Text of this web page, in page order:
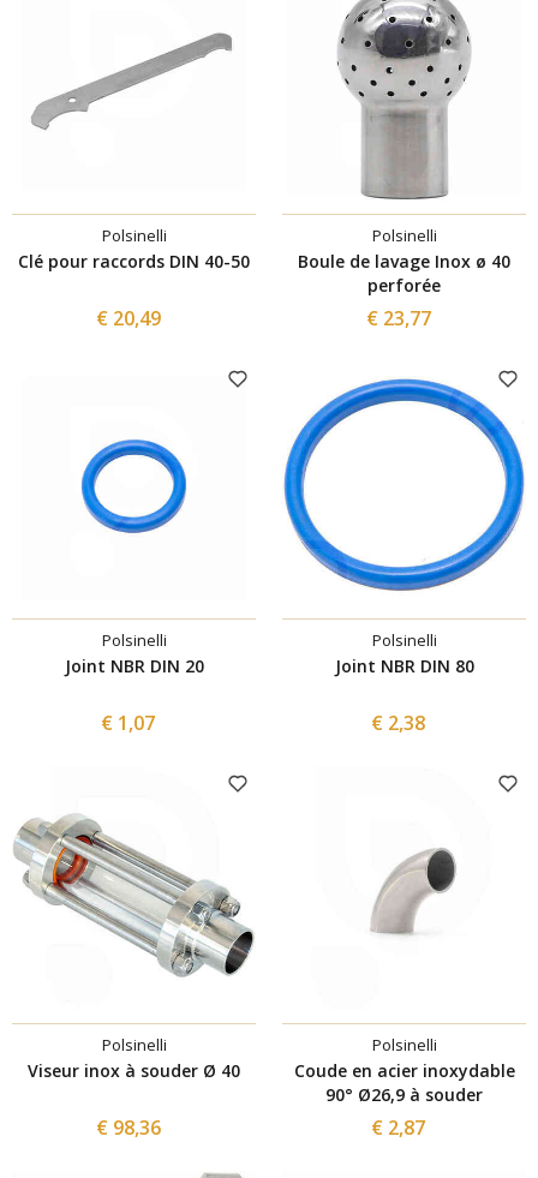
Polsinelli
Clé pour raccords DIN 40-50
€ 20,49
Polsinelli
Boule de lavage Inox ø 40
perforée
€ 23,77
Polsinelli
Joint NBR DIN 20
€ 1,07
Polsinelli
Joint NBR DIN 80
€ 2,38
Polsinelli
Viseur inox à souder Ø 40
€ 98,36
Polsinelli
Coude en acier inoxydable
90° Ø26,9 à souder
€ 2,87